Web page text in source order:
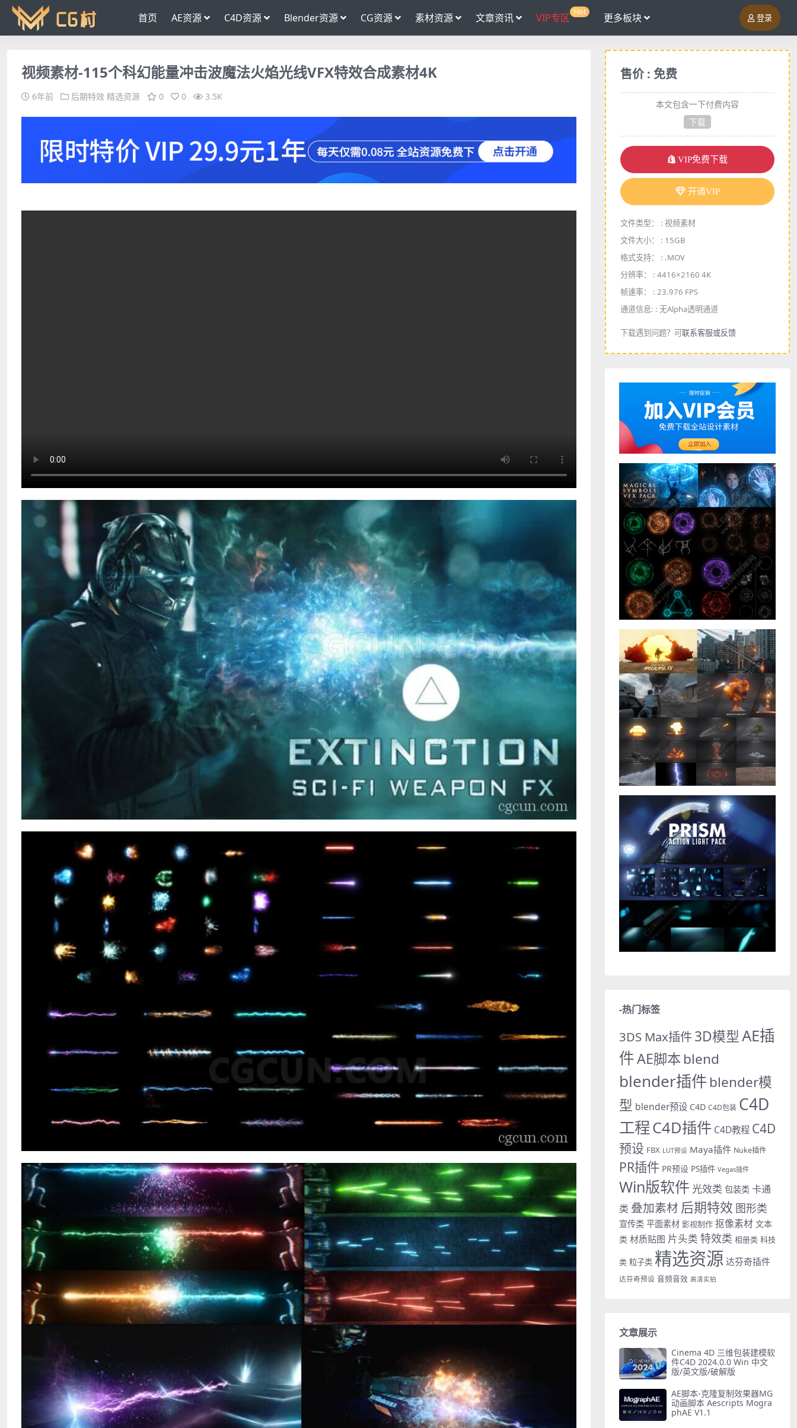
首页 AE资源 C4D资源 Blender资源 CG资源 素材资源 文章资讯 VIP专区 Hot 更多板块 登录
视频素材-115个科幻能量冲击波魔法火焰光线VFX特效合成素材4K
6年前 后期特效 精选资源 0 0 3.5K
售价 : 免费
本文包含一下付费内容
下载
VIP免费下载
开通VIP
文件类型： : 视频素材
文件大小： : 15GB
格式支持： : .MOV
分辨率： : 4416×2160 4K
帧速率： : 23.976 FPS
通道信息: : 无Alpha透明通道
下载遇到问题？可联系客服或反馈
-热门标签
3DS Max插件3D模型AE插
件AE脚本 blend
blender插件 blender模
型 blender预设 C4D C4D包装 C4D
工程C4D插件 C4D教程 C4D
预设 FBX LUT预设 Maya插件 Nuke插件
PR插件 PR预设 PS插件 Vegas插件
Win版软件 光效类 包装类 卡通
类 叠加素材 后期特效 图形类
宣传类 平面素材 影视制作 抠像素材 文本
类 材质贴图 片头类 特效类 相册类 科技
类 粒子类 精选资源 达芬奇插件
达芬奇预设 音频音效 高清实拍
文章展示
Cinema 4D 三维包装建模软
件C4D 2024.0.0 Win 中文
版/英文版/破解版
AE脚本-克隆复制效果器MG
动画脚本 Aescripts Mogra
phAE V1.1